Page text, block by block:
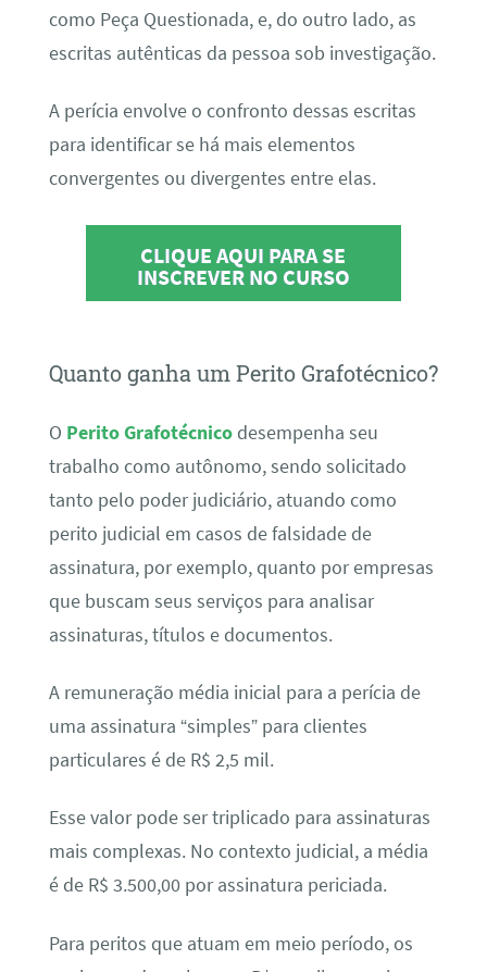
como Peça Questionada, e, do outro lado, as
escritas autênticas da pessoa sob investigação.
A perícia envolve o confronto dessas escritas
para identificar se há mais elementos
convergentes ou divergentes entre elas.
CLIQUE AQUI PARA SE
INSCREVER NO CURSO
Quanto ganha um Perito Grafotécnico?
O Perito Grafotécnicodesempenha seu
trabalho como autônomo, sendo solicitado
tanto pelo poder judiciário, atuando como
perito judicial em casos de falsidade de
assinatura, por exemplo, quanto por empresas
que buscam seus serviços para analisar
assinaturas, títulos e documentos.
A remuneração média inicial para a perícia de
uma assinatura “simples” para clientes
particulares é de R$ 2,5 mil.
Esse valor pode ser triplicado para assinaturas
mais complexas. No contexto judicial, a média
é de R$ 3.500,00 por assinatura periciada.
Para peritos que atuam em meio período, os